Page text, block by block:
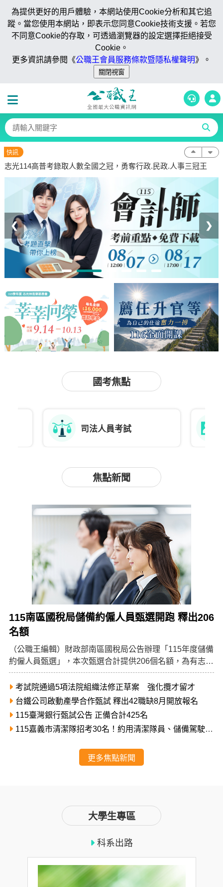
為提供更好的用戶體驗，本網站使用Cookie分析和其它追
蹤。當您使用本網站，即表示您同意Cookie技術支援。若您
不同意Cookie的存取，可透過瀏覽器的設定選擇拒絕接受
Cookie。
更多資訊請參閱《公職王會員服務條款暨隱私權聲明》。
志光114高普考錄取人數全國之冠，勇奪行政.民政.人事三冠王
志光公職成就幸福 面授.視訊當期優惠
志光114高普考錄取人數全國之冠，勇奪行政.民政.人事三冠王
志光公職成就幸福 面授.視訊當期優惠
志光114高普考錄取人數全國之冠，勇奪行政.民政.人事三冠王
快訊
❮ ❯
1 2 4 5 6
國考焦點
司法人員考試
焦點新聞
115南區國稅局儲備約僱人員甄選開跑 釋出206
名額
（公職王編輯）財政部南區國稅局公告辦理「115年度儲備
約僱人員甄選」，本次甄選合計提供206個名額，為有志投
入稅務行政工作者提供進入公部門服務的機會。
考試院通過5項法院組織法修正草案 強化攬才留才
台鐵公司啟動產學合作甄試 釋出42職缺8月開放報名
115臺灣銀行甄試公告 正備合計425名
115嘉義市清潔隊招考30名！約用清潔隊員、儲備駕駛一
更多焦點新聞
大學生專區
科系出路